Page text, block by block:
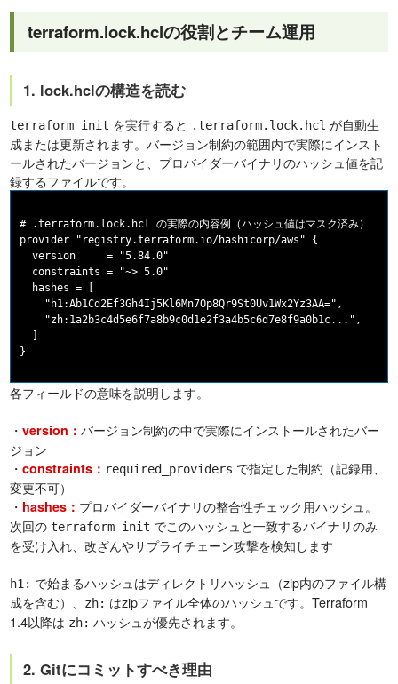
terraform.lock.hclの役割とチーム運用
1. lock.hclの構造を読む
terraform init を実行すると .terraform.lock.hcl が自動生
成または更新されます。バージョン制約の範囲内で実際にインスト
ールされたバージョンと、プロバイダーバイナリのハッシュ値を記
録するファイルです。
# .terraform.lock.hcl の実際の内容例（ハッシュ値はマスク済み）
provider "registry.terraform.io/hashicorp/aws" {
  version     = "5.84.0"
  constraints = "~> 5.0"
  hashes = [
    "h1:Ab1Cd2Ef3Gh4Ij5Kl6Mn7Op8Qr9St0Uv1Wx2Yz3AA=",
    "zh:1a2b3c4d5e6f7a8b9c0d1e2f3a4b5c6d7e8f9a0b1c...",
各フィールドの意味を説明します。
・version：バージョン制約の中で実際にインストールされたバー
ジョン
・constraints： required_providers で指定した制約（記録用、
変更不可）
・ hashes： プロバイダーバイナリの整合性チェック用ハッシュ。
次回のterraform init でこのハッシュと一致するバイナリのみ
を受け入れ、改ざんやサプライチェーン攻撃を検知します
h1: で始まるハッシュはディレクトリハッシュ（zip内のファイル構
成を含む）、
zh: はzipファイル全体のハッシュです。Terraform
1.4以降は zh: ハッシュが優先されます。
2. Gitにコミットすべき理由